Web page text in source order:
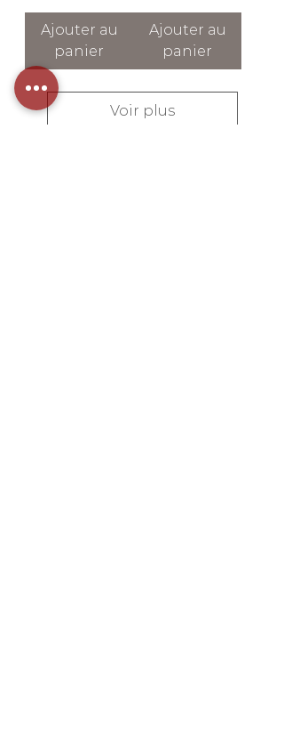
Ajouter au
panier
Ajouter au
panier
Voir plus